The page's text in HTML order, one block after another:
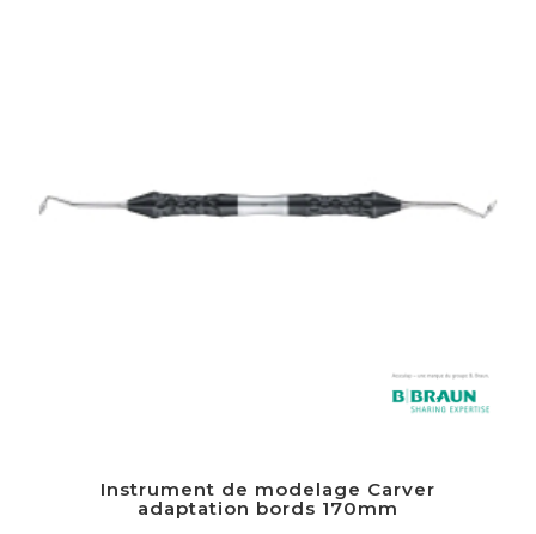
Instrument de modelage Carver
adaptation bords 170mm